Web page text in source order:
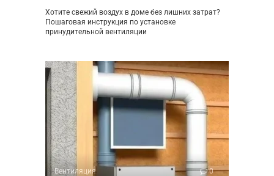
Хотите свежий воздух в доме без лишних затрат?
Пошаговая инструкция по установке
принудительной вентиляции
Вентиляция 0